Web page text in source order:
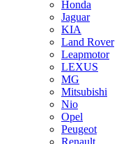
Honda
Jaguar
KIA
Land Rover
Leapmotor
LEXUS
MG
Mitsubishi
Nio
Opel
Peugeot
Renault